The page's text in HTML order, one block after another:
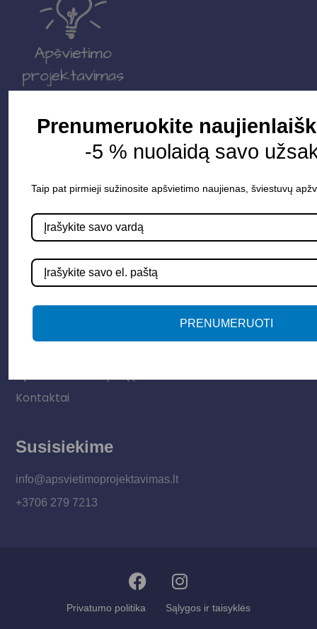
Parduotuvė
Apšvietimo sistemos
LED juostos
Kontaktai
Susisiekime
info@apsvietimoprojektavimas.lt
+3706 279 7213
Privatumo politika Sąlygos ir taisyklės
Prenumeruokite
-5 % nuolaidą savo
Taip pat pirmieji sužinosite apšvietimo naujienas, šviestuvų
PRENUMERUOTI